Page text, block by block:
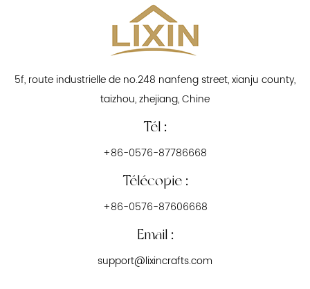
5f, route industrielle de no.248 nanfeng street, xianju county,
taizhou, zhejiang, Chine
Tél :
+86-0576-87786668
Télécopie :
+86-0576-87606668
Email :
support@lixincrafts.com